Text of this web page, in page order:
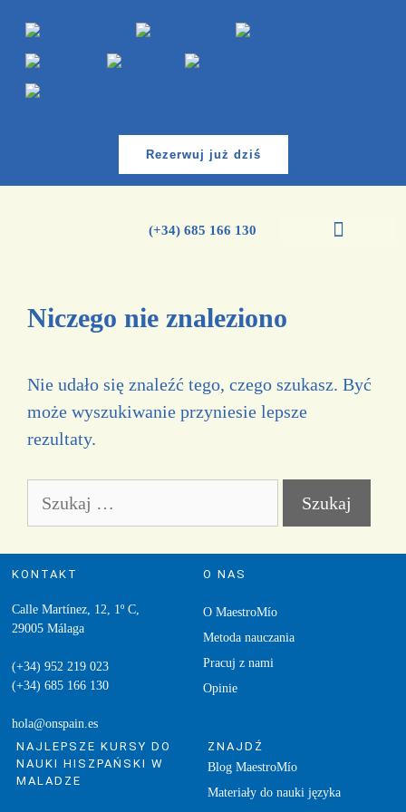
Rezerwuj już dziś
(+34) 685 166 130
Niczego nie znaleziono
Nie udało się znaleźć tego, czego szukasz. Być
może wyszukiwanie przyniesie lepsze
rezultaty.
KONTAKT
Calle Martínez, 12, 1º C,
29005 Málaga
(+34) 952 219 023
(+34) 685 166 130
hola@onspain.es
O NAS
O MaestroMío
Metoda nauczania
Pracuj z nami
Opinie
NAJLEPSZE KURSY DO
NAUKI HISZPAŃSKI W
MALADZE
ZNAJDŹ
Blog MaestroMío
Materiały do nauki języka